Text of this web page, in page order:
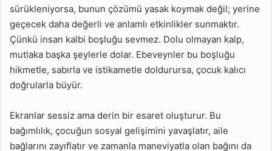
sürükleniyorsa, bunun çözümü yasak koymak değil; yerine
geçecek daha değerli ve anlamlı etkinlikler sunmaktır.
Çünkü insan kalbi boşluğu sevmez. Dolu olmayan kalp,
mutlaka başka şeylerle dolar. Ebeveynler bu boşluğu
hikmetle, sabırla ve istikametle doldurursa, çocuk kalıcı
doğrularla büyür.
Ekranlar sessiz ama derin bir esaret oluşturur. Bu
bağımlılık, çocuğun sosyal gelişimini yavaşlatır, aile
bağlarını zayıflatır ve zamanla maneviyatla olan bağını da